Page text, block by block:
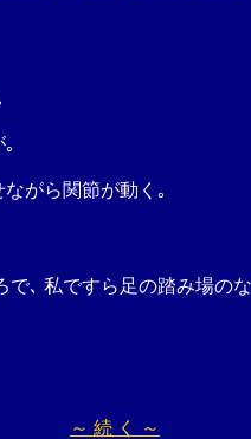
がら関節が動く｡
､ 私ですら足の踏み場
～ 続 く ～